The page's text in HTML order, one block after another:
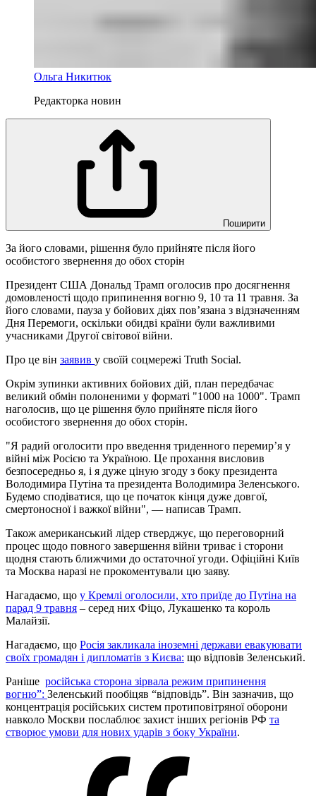
Ольга Никитюк
Редакторка новин
Поширити
За його словами, рішення було прийняте після його
особистого звернення до обох сторін
Президент США Дональд Трамп оголосив про досягнення
домовленості щодо припинення вогню 9, 10 та 11 травня. За
його словами, пауза у бойових діях пов’язана з відзначенням
Дня Перемоги, оскільки обидві країни були важливими
учасниками Другої світової війни.
Про це він заявив у своїй соцмережі Truth Social.
Окрім зупинки активних бойових дій, план передбачає
великий обмін полоненими у форматі "1000 на 1000". Трамп
наголосив, що це рішення було прийняте після його
особистого звернення до обох сторін.
"Я радий оголосити про введення триденного перемир’я у
війні між Росією та Україною. Це прохання висловив
безпосередньо я, і я дуже ціную згоду з боку президента
Володимира Путіна та президента Володимира Зеленського.
Будемо сподіватися, що це початок кінця дуже довгої,
смертоносної і важкої війни", — написав Трамп.
Також американський лідер стверджує, що переговорний
процес щодо повного завершення війни триває і сторони
щодня стають ближчими до остаточної угоди. Офіційні Київ
та Москва наразі не прокоментували цю заяву.
Нагадаємо, що у Кремлі оголосили, хто приїде до Путіна на
парад 9 травня – серед них Фіцо, Лукашенко та король
Малайзії.
Нагадаємо, що Росія закликала іноземні держави евакуювати
своїх громадян і дипломатів з Києва: що відповів Зеленський.
Раніше російська сторона зірвала режим припинення
вогню”: Зеленський пообіцяв “відповідь”. Він зазначив, що
концентрація російських систем протиповітряної оборони
навколо Москви послаблює захист інших регіонів РФ та
створює умови для нових ударів з боку України.